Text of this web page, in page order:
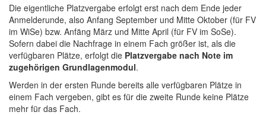
Die eigentliche Platzvergabe erfolgt erst nach dem Ende jeder
Anmelderunde, also Anfang September und Mitte Oktober (für FV
im WiSe) bzw. Anfäng März und Mitte April (für FV im SoSe).
Sofern dabei die Nachfrage in einem Fach größer ist, als die
verfügbaren Plätze, erfolgt die Platzvergabe nach Note im
zugehörigen Grundlagenmodul.
Werden in der ersten Runde bereits alle verfügbaren Plätze in
einem Fach vergeben, gibt es für die zweite Runde keine Plätze
mehr für das Fach.